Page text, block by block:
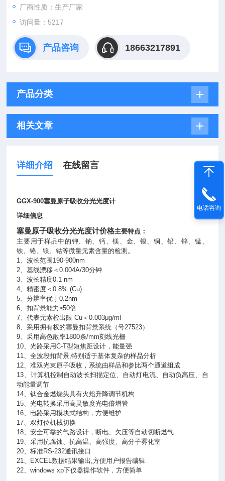
厂商性质：生产厂家
访问量：5217
产品咨询 18663217891
产品分类
相关文章
详细介绍 在线留言
GGX-900塞曼原子吸收分光光度计
详细信息
塞曼原子吸收分光光度计价格主要特点：
主要用于样品中的钾、钠、钙、镁、金、银、铜、铅、锌、锰、
铁、铬、镍、钴等微量元素含量的检测。
1、波长范围190-900nm
2、基线漂移＜0.004A/30分钟
3、波长精度0.1 nm
4、精密度＜0.8% (Cu)
5、分辨率优于0.2nm
6、扣背景能力≥50倍
7、代表元素检出限 Cu＜0.003μg/ml
8、采用拥有权的塞曼扣背景系统（号27523）
9、采用高色散率1800条/mm刻线光栅
10、光路采用C-T型短焦距设计，能量强
11、全波段扣背景,特别适于基体复杂的样品分析
12、准双光束原子吸收，系统由样品和参比两个通道组成
13、计算机控制自动波长扫描定位、自动灯电流、自动负高压、自
动能量调节
14、钛合金燃烧头具有火焰升降调节机构
15、光电转换采用高灵敏度光电倍增管
16、电路采用模块式结构，方便维护
17、双灯位机械切换
18、安全可靠的气路设计，断电、欠压等自动切断燃气
19、采用抗腐蚀、抗高温、高强度、高分子雾化室
20、标准RS-232通讯接口
21、EXCEL数据结果输出,方便用户报告编辑
22、windows xp下仪器操作软件，方便简单
电话咨询